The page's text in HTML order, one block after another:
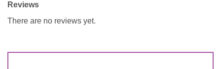
Reviews
There are no reviews yet.